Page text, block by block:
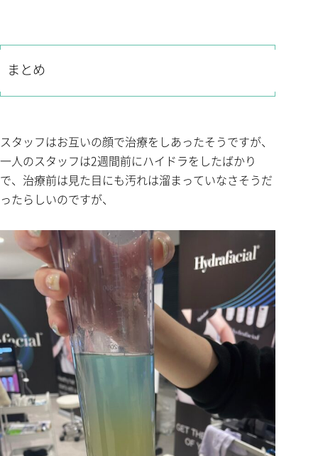
まとめ
スタッフはお互いの顔で治療をしあったそうですが、
一人のスタッフは2週間前にハイドラをしたばかり
で、治療前は見た目にも汚れは溜まっていなさそうだ
ったらしいのですが、